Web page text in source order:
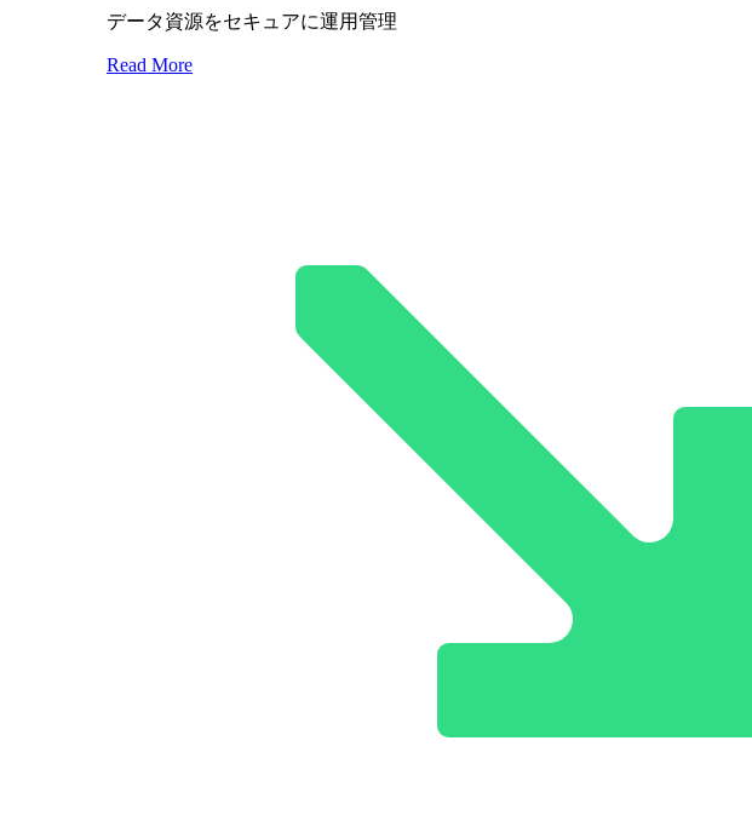
データ資源をセキュアに運用管理
Read More